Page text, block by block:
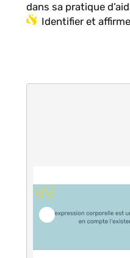
dans sa pratique
Identifier et